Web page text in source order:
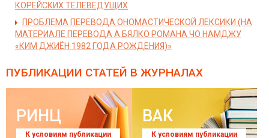
КОРЕЙСКИХ ТЕЛЕВЕДУЩИХ
ПРОБЛЕМА ПЕРЕВОДА ОНОМАСТИЧЕСКОЙ ЛЕКСИКИ (НА
МАТЕРИАЛЕ ПЕРЕВОДА А.БЯЛКО РОМАНА ЧО НАМДЖУ
«КИМ ДЖИЁН 1982 ГОДА РОЖДЕНИЯ)»
ПУБЛИКАЦИИ СТАТЕЙ В ЖУРНАЛАХ
РИНЦ
К условиям публикации
ВАК
К условиям публикации